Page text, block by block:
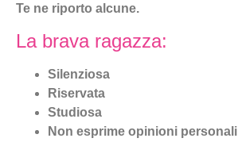
Te ne riporto alcune.
La brava ragazza:
Silenziosa
Riservata
Studiosa
Non esprime opinioni personali